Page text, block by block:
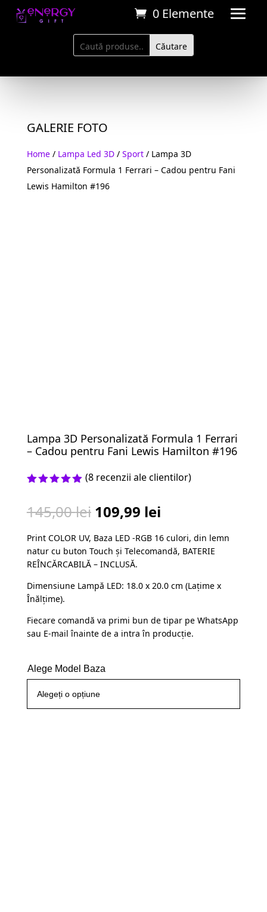
0 Elemente
GALERIE FOTO
Home/ Lampa Led 3D/ Sport/ Lampa 3D
Personalizată Formula 1 Ferrari – Cadou pentru Fani
Lewis Hamilton #196
Lampa 3D Personalizată Formula 1 Ferrari
– Cadou pentru Fani Lewis Hamilton #196
pe baza a
evaluări
clienți
(8 recenzii ale clientilor)
145,00lei Prețul
a
fost:
109,99 leiPrețul
este:
109,99 lei.
Print COLOR UV, Baza LED -RGB 16 culori, din lemn
natur cu buton Touch și Telecomandă, BATERIE
REÎNCĂRCABILĂ – INCLUSĂ.
Dimensiune Lampă LED: 18.0 x 20.0 cm (Lațime x
Înălțime).
Fiecare comandă va primi bun de tipar pe WhatsApp
sau E-mail înainte de a intra în producție.
Alege Model Baza